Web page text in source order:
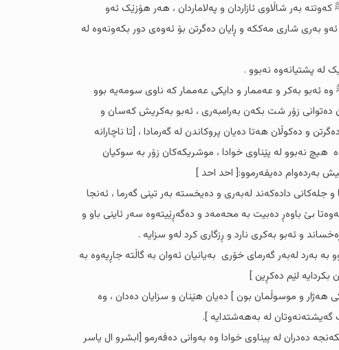
بەر شاڵاوی ئازاردان و پەلاماردان ، هەر هۆزێک ئەو
بەری شاری مەککە و ڕایان دەگرتن بۆ ئەوەی دور بکەونەوە لە
لە پشتیانەوە نەبوو .
ئەبو بەکر و عەممار و دایکی عەممار کە ناوی سومەیە بوو
زۆر شت بکەن بەرامبەری ، ئەبو بەکریش کەسان و
و دەکوڵان هەتا دەیان پروکاندن لە گەرمادا ، [تا ناچارانە
نەبوو لە پێناوی خوادا ، موشریکەکان زۆر بە سوکیان
بەردەوام دەیفەرموو:[ احد احد ]
جلەکانی دادەکەند لەبەری و دەیخستە بەر تینی گەرما ، ئەنجا
بێ باوەڕ دەبیت بە محەمەد و دەگەڕێیتەوە سەر ئاینی باو و
و ئەبو بەکری نارد و ڕزگاری کرد لەو سزایە .
بەرد لەبەر گەرمای خۆری بەیانیان ئەوان بە گاڵتە جاڕیەوە بە
لێم دەکڕین ]
هەژار و موسوڵمان بون ] دەیان هێنان و سزایان دەدان ، وە
گەیشتەنەوتان لە بەهەشتدایە ].
دەدران لە پیناوی خوادا وە بەوانی دەفەرمو [ابشرو ال یاسر